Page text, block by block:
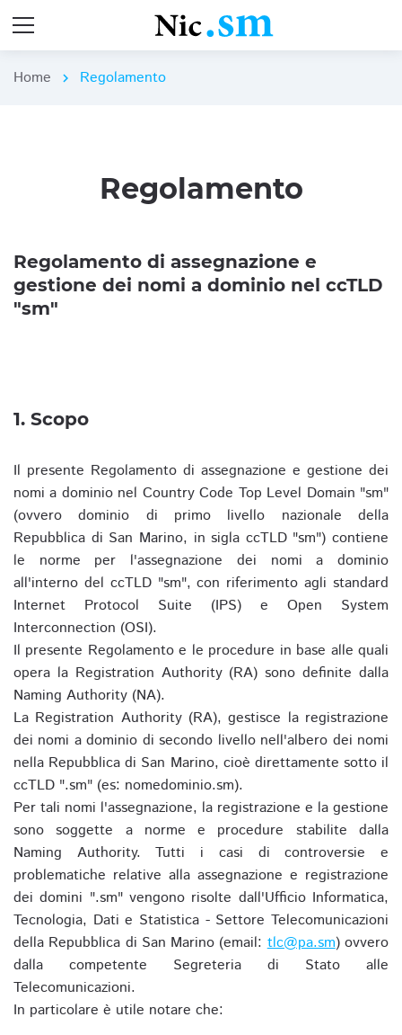
Home chevron_right Regolamento
Regolamento
Regolamento di assegnazione e
gestione dei nomi a dominio nel ccTLD
"sm"
1. Scopo
Il presente Regolamento di assegnazione e gestione dei
nomi a dominio nel Country Code Top Level Domain "sm"
(ovvero dominio di primo livello nazionale della
Repubblica di San Marino, in sigla ccTLD "sm") contiene
le norme per l'assegnazione dei nomi a dominio
all'interno del ccTLD "sm", con riferimento agli standard
Internet Protocol Suite (IPS) e Open System
Interconnection (OSI).
Il presente Regolamento e le procedure in base alle quali
opera la Registration Authority (RA) sono definite dalla
Naming Authority (NA).
La Registration Authority (RA), gestisce la registrazione
dei nomi a dominio di secondo livello nell'albero dei nomi
nella Repubblica di San Marino, cioè direttamente sotto il
ccTLD ".sm" (es: nomedominio.sm).
Per tali nomi l'assegnazione, la registrazione e la gestione
sono soggette a norme e procedure stabilite dalla
Naming Authority. Tutti i casi di controversie e
problematiche relative alla assegnazione e registrazione
dei domini ".sm" vengono risolte dall'Ufficio Informatica,
Tecnologia, Dati e Statistica - Settore Telecomunicazioni
della Repubblica di San Marino (email:tlc@pa.sm) ovvero
dalla competente Segreteria di Stato alle
Telecomunicazioni.
In particolare è utile notare che: